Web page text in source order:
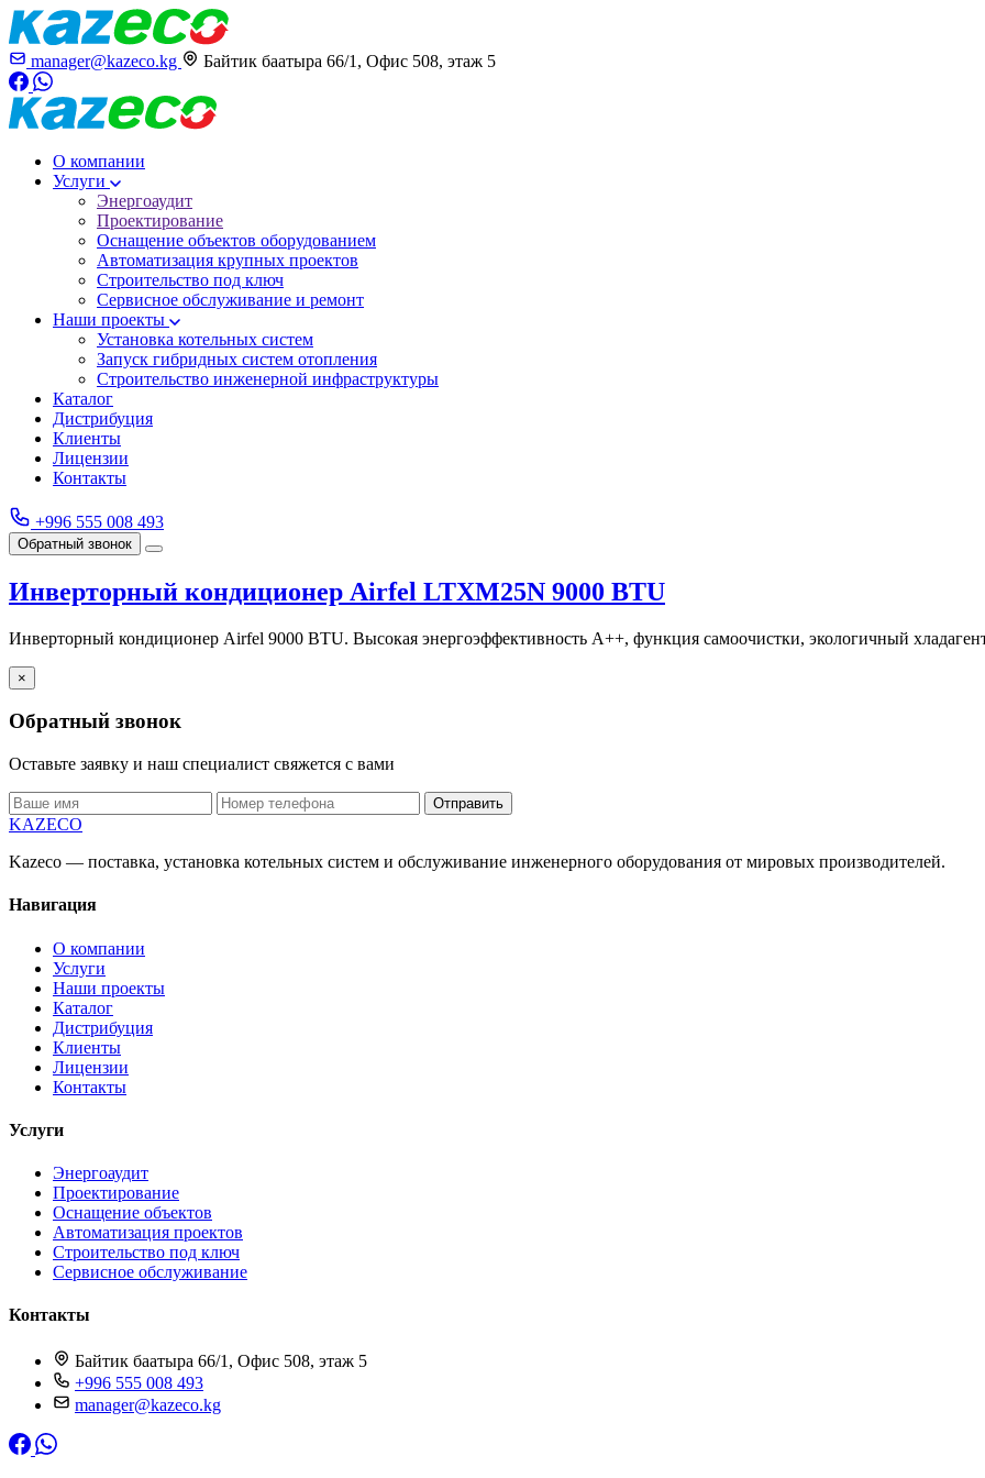
manager@kazeco.kg Байтик баатыра 66/1, Офис 508, этаж 5
О компании
Услуги
Энергоаудит
Проектирование
Оснащение объектов оборудованием
Автоматизация крупных проектов
Строительство под ключ
Сервисное обслуживание и ремонт
Наши проекты
Установка котельных систем
Запуск гибридных систем отопления
Строительство инженерной инфраструктуры
Каталог
Дистрибуция
Клиенты
Лицензии
Контакты
+996 555 008 493
Обратный звонок
Инверторный кондиционер Airfel LTXM25N 9000 BTU
Инверторный кондиционер Airfel 9000 BTU. Высокая энергоэффективность A++, функция самоочистки, экологичный
×
Обратный звонок
Оставьте заявку и наш специалист свяжется с вами
Отправить
KAZECO
Kazeco — поставка, установка котельных систем и обслуживание инженерного оборудования от мировых производителей.
Навигация
О компании
Услуги
Наши проекты
Каталог
Дистрибуция
Клиенты
Лицензии
Контакты
Услуги
Энергоаудит
Проектирование
Оснащение объектов
Автоматизация проектов
Строительство под ключ
Сервисное обслуживание
Контакты
Байтик баатыра 66/1, Офис 508, этаж 5
+996 555 008 493
manager@kazeco.kg